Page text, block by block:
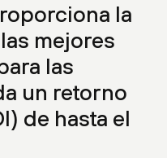
la
mejores
las
un retorno
de hasta el